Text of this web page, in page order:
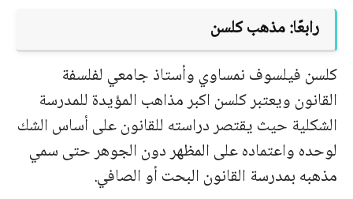
رابعًا: مذهب كلسن
كلسن فيلسوف نمساوي وأستاذ جامعي لفلسفة
القانون ويعتبر كلسن اكبر مذاهب المؤيدة للمدرسة
الشكلية حيث يقتصر دراسته للقانون على أساس الشك
لوحده واعتماده على المظهر دون الجوهر حتى سمي
مذهبه بمدرسة القانون البحت أو الصافي.